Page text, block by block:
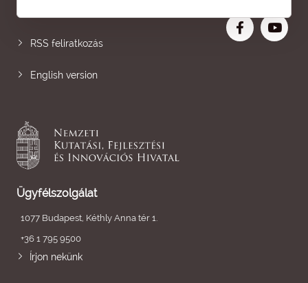
RSS feliratkozás
English version
Ügyfélszolgálat
1077 Budapest, Kéthly Anna tér 1.
+36 1 795 9500
Írjon nekünk